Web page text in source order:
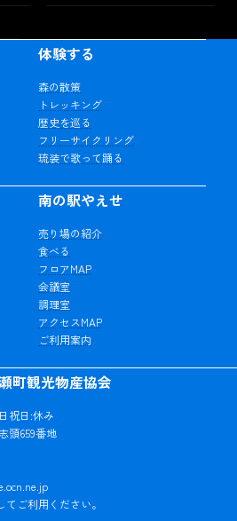
町観光物産協会
祝日:休み
頭659番地
ご利用ください。
体験する
森の散策
トレッキング
歴史を巡る
フリーサイクリング
琉装で歌って踊る
南の駅やえせ
売り場の紹介
食べる
フロアMAP
会議室
調理室
アクセスMAP
ご利用案内